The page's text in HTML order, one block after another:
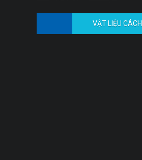
VẬT LIỆU